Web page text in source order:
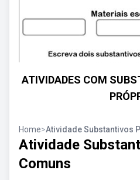
ATIVIDADES COM
Home>Atividade Substantivos
Atividade
Comuns